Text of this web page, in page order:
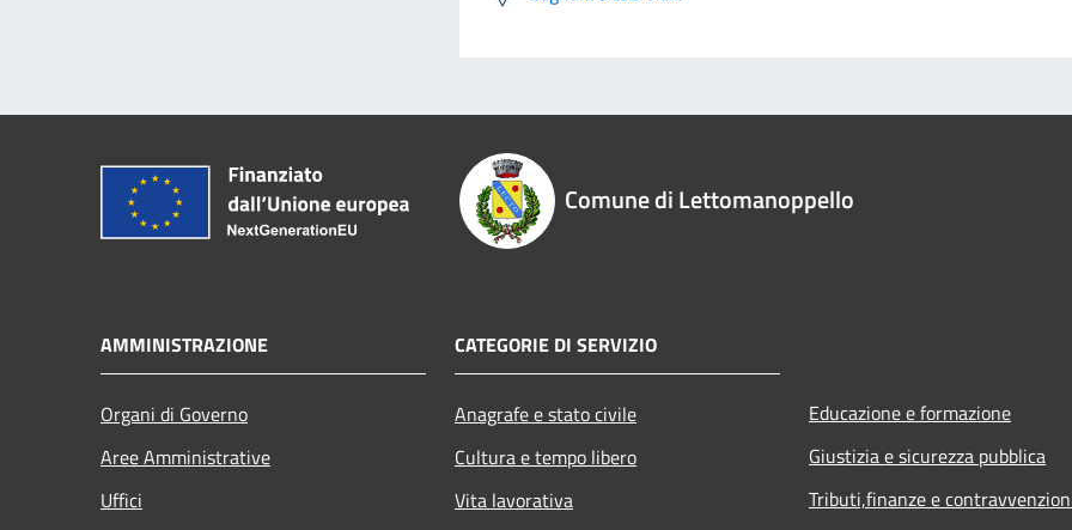
Comune di Lettomanoppello
AMMINISTRAZIONE
Organi di Governo
Aree Amministrative
Uffici
CATEGORIE DI SERVIZIO
Anagrafe e stato civile
Cultura e tempo libero
Vita lavorativa
Educazione e formazione
Giustizia e sicurezza pubblica
Tributi,finanze e